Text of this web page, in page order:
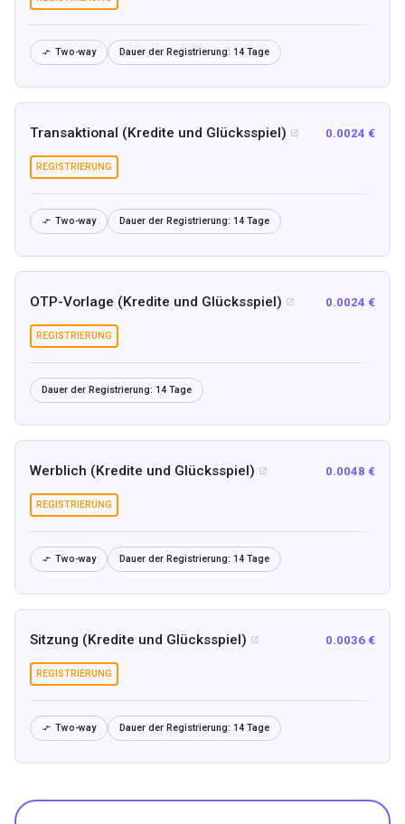
 Two-way Dauer der Registrierung: 14 Tage
Transaktional (Kredite und Glücksspiel)  0.0024 €
REGISTRIERUNG
 Two-way Dauer der Registrierung: 14 Tage
OTP-Vorlage (Kredite und Glücksspiel)  0.0024 €
REGISTRIERUNG
Dauer der Registrierung: 14 Tage
Werblich (Kredite und Glücksspiel)  0.0048 €
REGISTRIERUNG
 Two-way Dauer der Registrierung: 14 Tage
Sitzung (Kredite und Glücksspiel)  0.0036 €
REGISTRIERUNG
 Two-way Dauer der Registrierung: 14 Tage